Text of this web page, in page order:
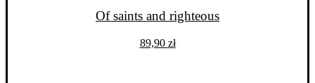
Of saints and righteous
89,90 zł